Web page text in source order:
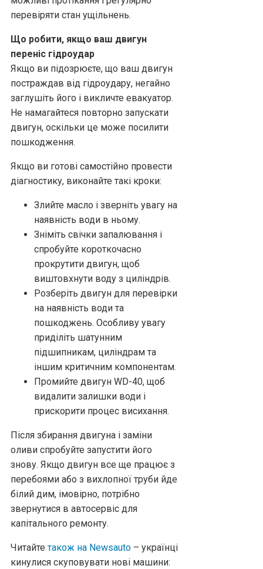
перевіряти стан ущільнень.
Що робити, якщо ваш двигун
переніс гідроудар
Якщо ви підозрюєте, що ваш двигун
постраждав від гідроудару, негайно
заглушіть його і викличте евакуатор.
Не намагайтеся повторно запускати
двигун, оскільки це може посилити
пошкодження.
Якщо ви готові самостійно провести
діагностику, виконайте такі кроки:
Злийте масло і зверніть увагу на
наявність води в ньому.
Зніміть свічки запалювання і
спробуйте короткочасно
прокрутити двигун, щоб
виштовхнути воду з циліндрів.
Розберіть двигун для перевірки
на наявність води та
пошкоджень. Особливу увагу
приділіть шатунним
підшипникам, циліндрам та
іншим критичним компонентам.
Промийте двигун WD-40, щоб
видалити залишки води і
прискорити процес висихання.
Після збирання двигуна і заміни
оливи спробуйте запустити його
знову. Якщо двигун все ще працює з
перебоями або з вихлопної труби йде
білий дим, імовірно, потрібно
звернутися в автосервіс для
капітального ремонту.
Читайтетакож на Newsauto – українці
кинулися скуповувати нові машини: